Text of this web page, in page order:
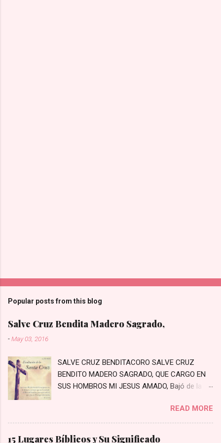
Popular posts from this blog
Salve Cruz Bendita Madero Sagrado,
-May 03, 2016
SALVE CRUZ BENDITACORO SALVE CRUZ
BENDITO MADERO SAGRADO, QUE CARGO EN
SUS HOMBROS MI JESUS AMADO, Bajó de la
Jerusalén Bajaste Tú al mundo con crecido
amor, Moriste en la Cruz por el pecador En un
arrabal rodeado de penas, Prisionero te hayas
READ MORE
15 Lugares Bíblicos y Su Significado